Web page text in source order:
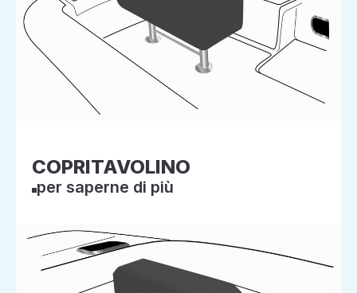
COPRITAVOLINO
per saperne di più